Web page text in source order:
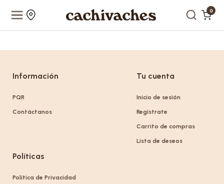
0
Información
PQR
Contáctanos
Tu cuenta
Inicio de sesión
Regístrate
Carrito de compras
Lista de deseos
Políticas
Política de Privacidad